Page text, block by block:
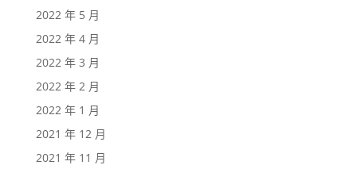
2022 年 5 月
2022 年 4 月
2022 年 3 月
2022 年 2 月
2022 年 1 月
2021 年 12 月
2021 年 11 月